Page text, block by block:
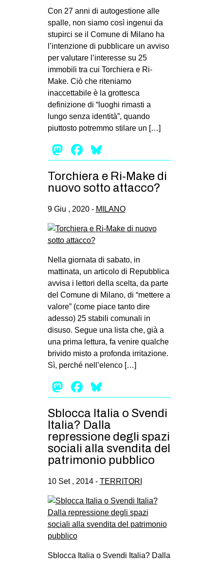
Con 27 anni di autogestione alle
spalle, non siamo così ingenui da
stupirci se il Comune di Milano ha
l’intenzione di pubblicare un avviso
per valutare l’interesse su 25
immobili tra cui Torchiera e Ri-
Make. Ciò che riteniamo
inaccettabile è la grottesca
definizione di “luoghi rimasti a
lungo senza identità”, quando
piuttosto potremmo stilare un […]
Mastodon
Facebook
Torchiera e Ri-Make di
nuovo sotto attacco?
9 Giu , 2020 - MILANO
Nella giornata di sabato, in
mattinata, un articolo di Repubblica
avvisa i lettori della scelta, da parte
del Comune di Milano, di “mettere a
valore” (come piace tanto dire
adesso) 25 stabili comunali in
disuso. Segue una lista che, già a
una prima lettura, fa venire qualche
brivido misto a profonda irritazione.
Sì, perché nell’elenco […]
Mastodon
Facebook
Sblocca Italia o Svendi
Italia? Dalla
repressione degli spazi
sociali alla svendita del
patrimonio pubblico
10 Set , 2014 - TERRITORI
Sblocca Italia o Svendi Italia? Dalla